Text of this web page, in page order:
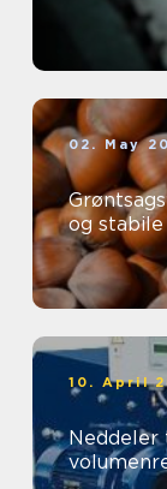
02. May
Grøntsagsfrø nøglen til
og
10. April
Neddeler